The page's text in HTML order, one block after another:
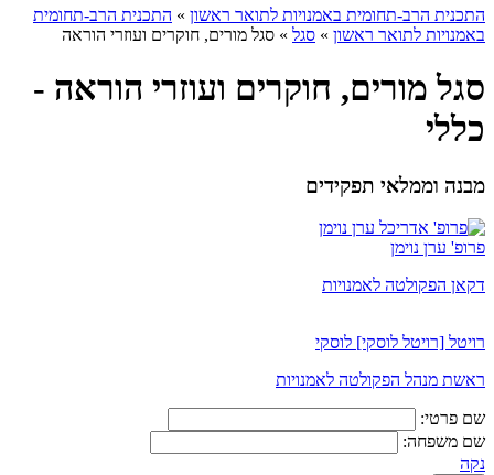
התכנית הרב-תחומית באמנויות לתואר ראשון » התכנית הרב-תחומית
באמנויות לתואר ראשון » סגל » סגל מורים, חוקרים ועוזרי הוראה
סגל מורים, חוקרים ועוזרי הוראה -
כללי
מבנה וממלאי תפקידים
פרופ' ערן נוימן
דקאן הפקולטה לאמנויות
רויטל [רויטל לוסקי] לוסקי
ראשת מנהל הפקולטה לאמנויות
שם פרטי:
שם משפחה:
נקה